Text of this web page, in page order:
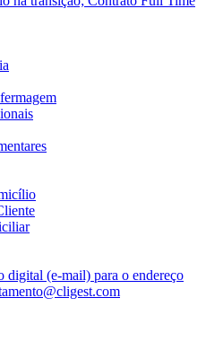
digital (e-mail) para o endereço